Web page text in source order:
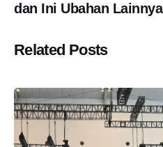
dan Ini Ubahan Lainnya
Related Posts